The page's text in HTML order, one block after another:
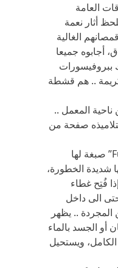
العامة
أثار نعمة
الغالية
أجابوه جميعا
.. هم قشطة
المعمل ..
صفحة من
“أحمر فوشيا Fuchsin basic” صبغة لها
شديدة الخطورة،
فُتِح غطاء
الى داخل
المجردة .. يظهر
أو الجسد بالماء
ويستحيل